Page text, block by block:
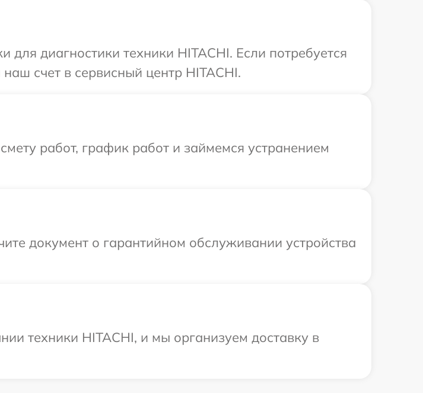
диагностики техники HITACHI. Если потребуется
счет в сервисный центр HITACHI.
работ, график работ и займемся устранением
документ о гарантийном обслуживании устройства
техники HITACHI, и мы организуем доставку в